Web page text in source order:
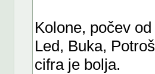
Kolone, počev
Led, Buka,
cifra je bolja.